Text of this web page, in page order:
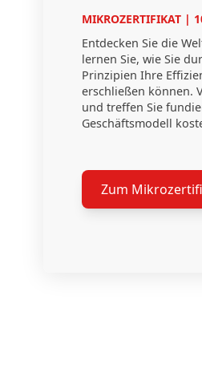
MIKROZERTIFIKAT |
Entdecken Sie die
lernen Sie, wie Sie
Prinzipien Ihre
erschließen können.
und treffen Sie
Geschäftsmodell
Zum